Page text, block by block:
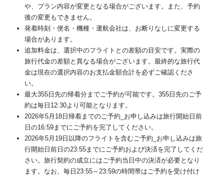
や、プラン内容が変更となる場合がございます。また、予約
後の変更もできません。
発着時刻・便名・機種・運航会社は、お断りなしに変更する
場合があります。
追加料金は、選択中のフライトとの差額の目安です。実際の
旅行代金の差額と異なる場合がございます。最終的な旅行代
金は現在の選択内容のお支払金額合計を必ずご確認くださ
い。
最大355日先の帰着分までご予約が可能です。355日先のご予
約は毎日12:30より可能となります。
2026年5月18日帰着までのご予約_お申し込みは旅行開始日前
日の16:59までにご予約を完了してください。
2026年5月19日以降のフライトを含むご予約_お申し込みは旅
行開始日前日の23:55までにご予約および決済を完了してくだ
さい。旅行契約の成立にはご予約当日中の決済が必要となり
ます。なお、毎日23:55～23:59の時間帯はご予約を受け付け